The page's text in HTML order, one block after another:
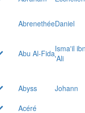
AbrenethéeDaniel
Abu Al-FidaIsma'il
'Ali
Abyss
Johann
Acéré